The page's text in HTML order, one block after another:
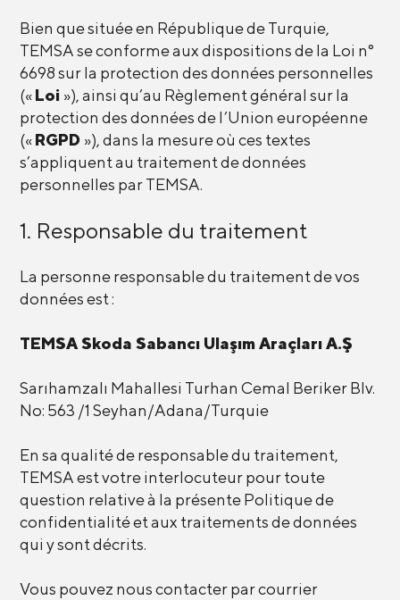
Bien que située en République de Turquie,
TEMSA se conforme aux dispositions de la Loi n°
6698 sur la protection des données personnelles
(«Loi »), ainsi qu’au Règlement général sur la
protection des données de l’Union européenne
(«RGPD »), dans la mesure où ces textes
s’appliquent au traitement de données
personnelles par TEMSA.
1. Responsable du traitement
La personne responsable du traitement de vos
données est :
TEMSA Skoda Sabancı Ulaşım Araçları A.Ş
Sarıhamzalı Mahallesi Turhan Cemal Beriker Blv.
No: 563 /1 Seyhan/Adana/Turquie
En sa qualité de responsable du traitement,
TEMSA est votre interlocuteur pour toute
question relative à la présente Politique de
confidentialité et aux traitements de données
qui y sont décrits.
Vous pouvez nous contacter par courrier